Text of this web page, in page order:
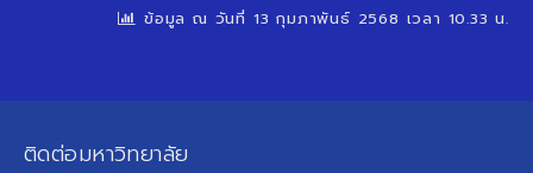
ข้อมูล ณ วันที่ 13 กุมภาพันธ์ 2568 เวลา 10.33 น.
ติดต่อมหาวิทยาลัย